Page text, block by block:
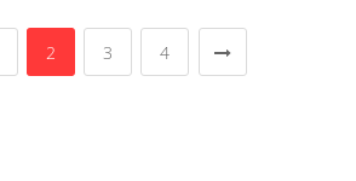
2 3 4